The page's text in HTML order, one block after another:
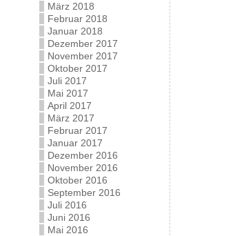
März 2018
Februar 2018
Januar 2018
Dezember 2017
November 2017
Oktober 2017
Juli 2017
Mai 2017
April 2017
März 2017
Februar 2017
Januar 2017
Dezember 2016
November 2016
Oktober 2016
September 2016
Juli 2016
Juni 2016
Mai 2016